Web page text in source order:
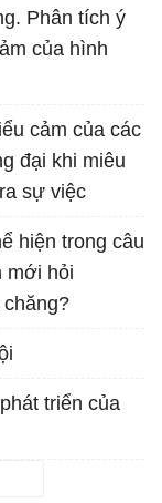
Phân tích ý
của hình
cảm của các
đại khi miêu
sự việc
hiện trong câu
mới hỏi
triển của